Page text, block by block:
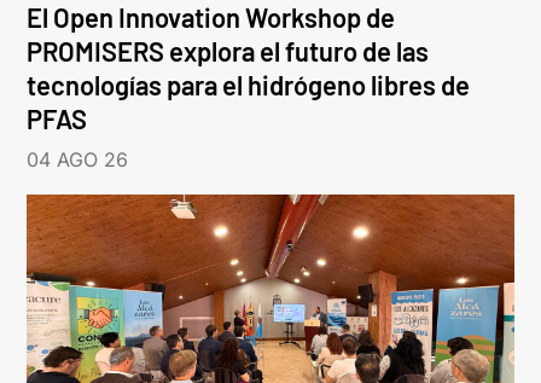
El Open Innovation Workshop de
PROMISERS explora el futuro de las
tecnologías para el hidrógeno libres de
PFAS
04 AGO 26